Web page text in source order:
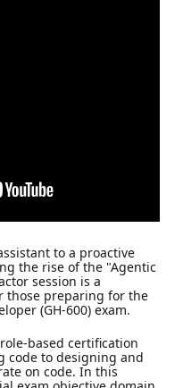
to a proactive
the rise of the "Agentic
session is a
those preparing for the
(GH-600) exam.
based certification
code to designing and
on code. In this